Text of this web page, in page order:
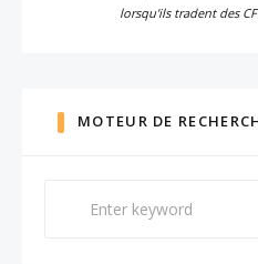
lorsqu'ils tradent des
MOTEUR DE